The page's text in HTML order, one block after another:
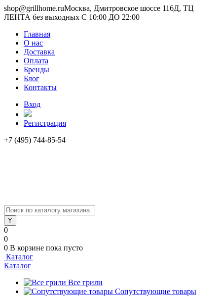
shop@grillhome.ruМосква, Дмитровское шоссе 116Д, ТЦ
ЛЕНТА без выходных С 10:00 ДО 22:00
Главная
О нас
Доставка
Оплата
Бренды
Блог
Контакты
Вход
Регистрация
+7 (495) 744-85-54
0
0
0 В корзине пока пусто
Каталог
Каталог
Все грили
Сопутствующие товары